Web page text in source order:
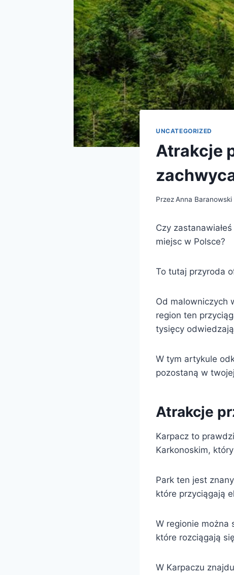
UNCATEGORIZED
Atrakcje
PrzezAnna Baranowski
Czy
miejsc w Polsce?
To tutaj przyroda
Od malowniczych
region ten
tysięcy
W tym artykule
pozostaną w
Atrakcje
Karpacz to
Karkonoskim,
Park ten jest
które przyciągają
W regionie można
które rozciągają
W Karpaczu